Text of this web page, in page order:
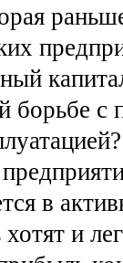
борьбе
в
и